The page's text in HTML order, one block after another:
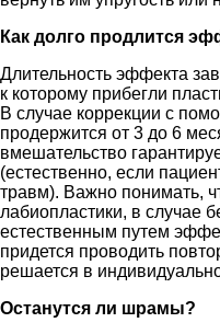
Как долго продлится
Длительность эффекта
к которому прибегли
В случае коррекции с
продержится от 3 до 6
вмешательство
(естественно, если
травм). Важно понимать,
лабиопластики, в случае
естественным путем
придется проводить
решается в
Останутся ли шрамы?